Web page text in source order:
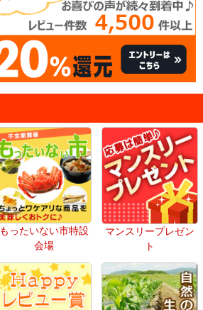
もったいない市特設
会場
マンスリープレゼン
ト